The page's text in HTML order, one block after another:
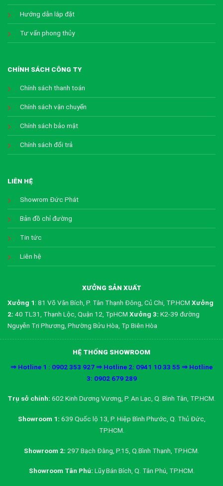
Hướng dẫn lắp đặt
Tư vấn phong thủy
CHÍNH SÁCH CÔNG TY
Chính sách thanh toán
Chính sách vận chuyển
Chính sách bảo mật
Chính sách đổi trả
LIÊN HỆ
Showrom Đức Phát
Bản đồ chỉ đường
Tin tức
Liên hệ
XƯỞNG SẢN XUẤT
Xưởng 1: 81 Võ Văn Bích, P. Tân Thạnh Đông, Củ Chi, TP.HCM Xưởng
2: 40 TL31, Thạnh Lộc, Quận 12, TpHCM Xưởng 3: K2-39 đường
Nguyễn Tri Phương, Phường Bửu Hòa, Tp Biên Hòa
HỆ THỐNG SHOWROOM
⇒ Hotline 1 : 0902 353 927 ⇒ Hotline 2: 0941 10 33 55 ⇒ Hotline
3: 0902 679 289
Trụ sở chính: 602 Kinh Dương Vương, P. An Lạc, Q. Bình Tân, TP.HCM.
Showroom 1: 639 Quốc lộ 13, P. Hiệp Bình Phước, Q. Thủ Đức,
TP.HCM.
Showroom 2: 297 Bạch Đằng, P.15, Q.Bình Thạnh, TP.HCM.
Showroom Tân Phú: Lũy Bán Bích, Q. Tân Phú, TP.HCM.